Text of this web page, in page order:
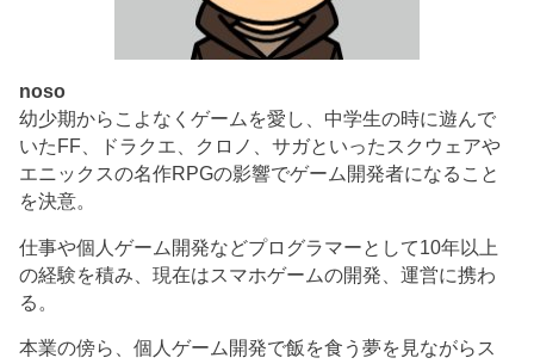
noso
幼少期からこよなくゲームを愛し、中学生の時に遊んで
いたFF、ドラクエ、クロノ、サガといったスクウェアや
エニックスの名作RPGの影響でゲーム開発者になること
を決意。
仕事や個人ゲーム開発などプログラマーとして10年以上
の経験を積み、現在はスマホゲームの開発、運営に携わ
る。
本業の傍ら、個人ゲーム開発で飯を食う夢を見ながらス